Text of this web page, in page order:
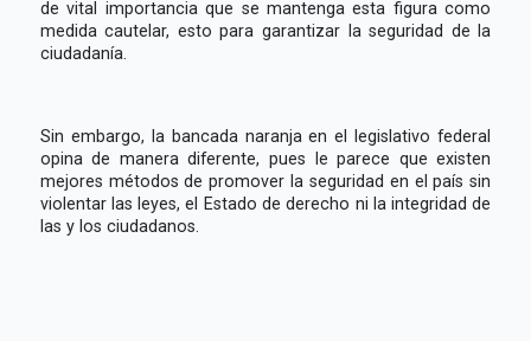
de vital importancia que se mantenga esta figura como
medida cautelar, esto para garantizar la seguridad de la
ciudadanía.
Sin embargo, la bancada naranja en el legislativo federal
opina de manera diferente, pues le parece que existen
mejores métodos de promover la seguridad en el país sin
violentar las leyes, el Estado de derecho ni la integridad de
las y los ciudadanos.